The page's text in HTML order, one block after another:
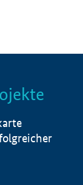
Info